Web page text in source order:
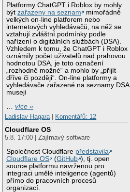
Platformy ChatGPT i Roblox by mohly
býtzařazeny na seznam
mimořádně
velkých on-line platforem nebo
internetových vyhledávačů, na něž se
vztahují zvláštní podmínky podle
nařízení o digitálních službách (DSA).
Vzhledem k tomu, že ChatGPT i Roblox
oznámily počet uživatelů nad prahovou
hodnotou DSA, je toto označení
„rozhodně možné“ a mohlo by „přijít
dříve či později“. On-line platformy a
vyhledávače zařazené na seznamy DSA
musejí
…více »
Ladislav Hagara| Komentářů: 12
Cloudflare OS
5.8. 17:00 | Zajímavý software
Společnost Cloudflare představila
Cloudflare OS
(GitHub ), tj. open
source platformu navrženou pro
integraci umělé inteligence (agentů)
přímo do pracovních procesů
organizací.